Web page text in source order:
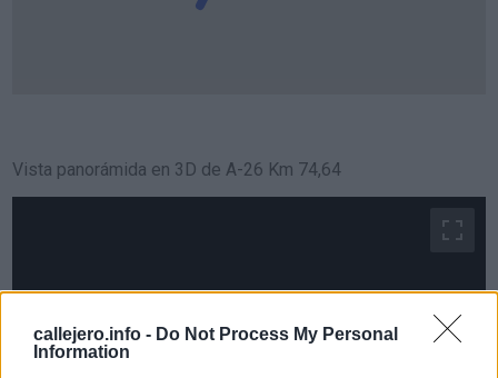
callejero.info - Do Not Process My Personal
Information
Vista panorámida en 3D de A-26 Km 74,64